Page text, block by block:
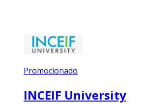
Promocionado
INCEIF University